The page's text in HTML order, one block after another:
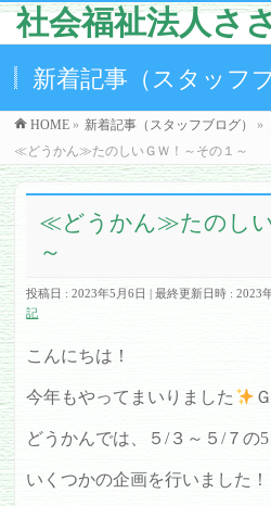
社会福祉法人さ
新着記事（スタッフ
HOME » 新着記事（スタッフブログ） »
≪どうかん≫たのしいＧＷ！～その１～
≪どうかん≫たのしい
～
投稿日 : 2023年5月6日 最終更新日時 : 2023
記
こんにちは！
今年もやってまいりました
どうかんでは、５/３～５/７の
いくつかの企画を行いました！